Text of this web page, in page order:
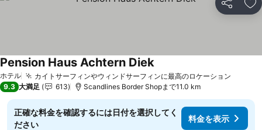
シェア お
ホテル カイトサーフィンやウィンドサーフィンに最高のロケーション
Pension Haus Achtern Diek料金を表示
9.3 大満足 613 Scandlines Border Shopまで11.0 km
正確な料金を確認するには日付を選択してく
ださい
料金を表示